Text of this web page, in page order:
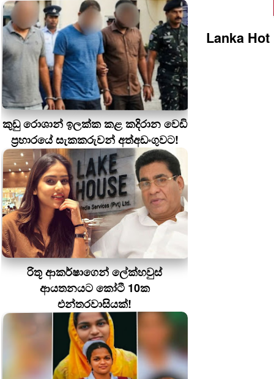
කුඩු රොශාන් ඉලක්ක කළ කදිරාන වෙඩි
ප්‍රහාරයේ සැකකරුවන් අත්අඩංගුවට!
රිතූ ආකර්ෂාගෙන් ලේක්හවුස්
ආයතනයට කෝටී 10ක
එන්තරවාසියක්!
Lanka